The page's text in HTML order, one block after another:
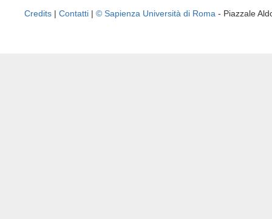
Credits | Contatti | © Sapienza Università di Roma - Piazzale